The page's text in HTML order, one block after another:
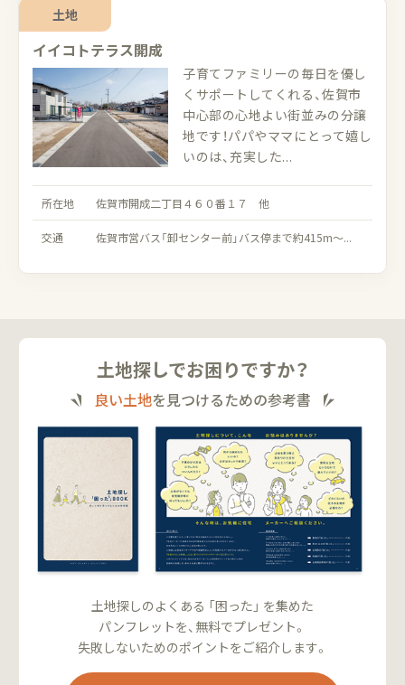
土地
イイコトテラス開成
子育てファミリーの毎日を優し
くサポートしてくれる、佐賀市
中心部の心地よい街並みの分譲
地です！パパやママにとって嬉し
いのは、充実した...
所在地 佐賀市開成二丁目４６０番１７ 他
交通 佐賀市営バス「卸センター前」バス停まで約415m～...
土地探しでお困りですか？
良い土地を見つけるための参考書
土地探しのよくある 「困った」 を集めた
パンフレットを、無料でプレゼント。
失敗しないためのポイントをご紹介します。